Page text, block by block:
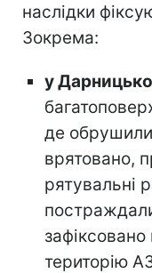
наслідки
Зокрема:
у
де
врятовано,
рятувальні
зафіксовано
територію